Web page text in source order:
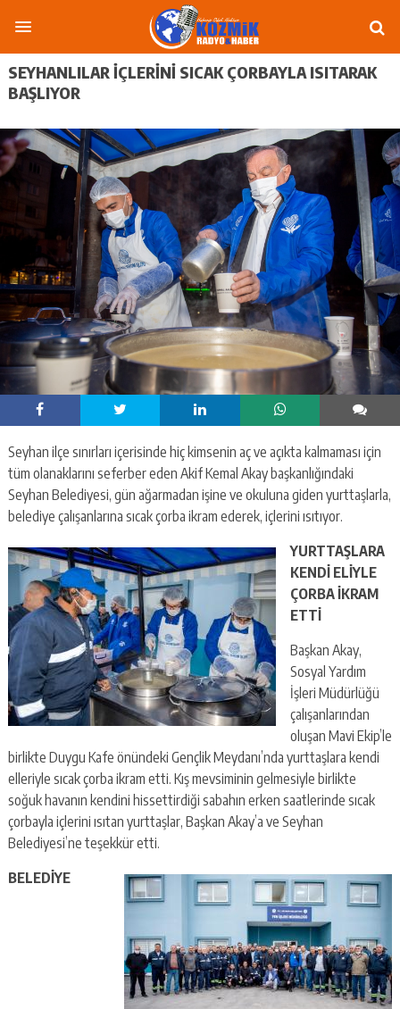
SEYHANLILAR İÇLERİNİ SICAK ÇORBAYLA ISITARAK
BAŞLIYOR
Seyhan ilçe sınırları içerisinde hiç kimsenin aç ve açıkta kalmaması için
tüm olanaklarını seferber eden Akif Kemal Akay başkanlığındaki
Seyhan Belediyesi, gün ağarmadan işine ve okuluna giden yurttaşlarla,
belediye çalışanlarına sıcak çorba ikram ederek, içlerini ısıtıyor.
YURTTAŞLARA
KENDİ ELİYLE
ÇORBA İKRAM
ETTİ
Başkan Akay,
Sosyal Yardım
İşleri Müdürlüğü
çalışanlarından
oluşan Mavi Ekip’le
birlikte Duygu Kafe önündeki Gençlik Meydanı’nda yurttaşlara kendi
elleriyle sıcak çorba ikram etti. Kış mevsiminin gelmesiyle birlikte
soğuk havanın kendini hissettirdiği sabahın erken saatlerinde sıcak
çorbayla içlerini ısıtan yurttaşlar, Başkan Akay’a ve Seyhan
Belediyesi’ne teşekkür etti.
BELEDİYE